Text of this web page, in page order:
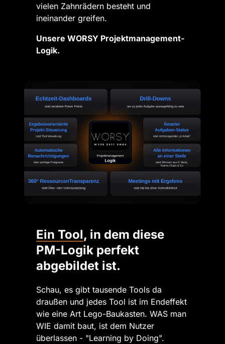
vielen Zahnrädern besteht und
ineinander greifen.
Unsere WORSY Projektmanagement-
Logik.
Ein Tool, in dem diese
PM-Logik perfekt
abgebildet ist.
Schau, es gibt tausende Tools da
draußen und jedes Tool ist im Endeffekt
wie eine Art Lego-Baukasten. WAS man
WIE damit baut, ist dem Nutzer
überlassen - "Learning by Doing".